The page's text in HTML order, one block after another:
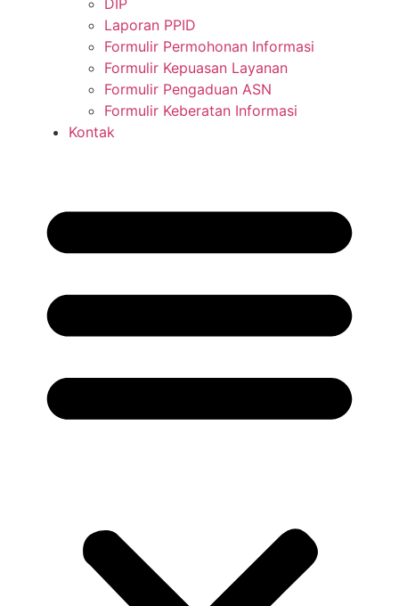
DIP
Laporan PPID
Formulir Permohonan Informasi
Formulir Kepuasan Layanan
Formulir Pengaduan ASN
Formulir Keberatan Informasi
Kontak